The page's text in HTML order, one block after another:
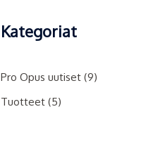
Kategoriat
Pro Opus uutiset(9)
Tuotteet(5)